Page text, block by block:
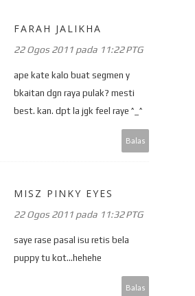
FARAH JALIKHA
22 Ogos 2011 pada 11:22 PTG
ape kate kalo buat segmen y
bkaitan dgn raya pulak? mesti
best. kan. dpt la jgk feel raye ^_^
Balas
MISZ PINKY EYES
22 Ogos 2011 pada 11:32 PTG
saye rase pasal isu retis bela
puppy tu kot...hehehe
Balas